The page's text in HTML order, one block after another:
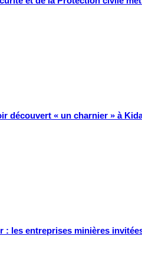
découvert « un charnier » à
: les entreprises minières